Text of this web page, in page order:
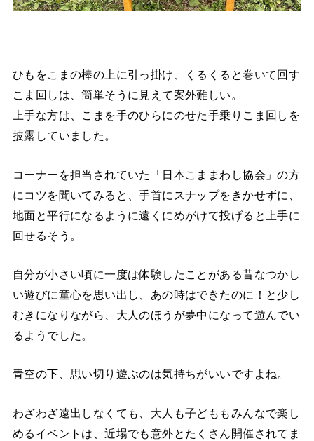
ひもをこまの棒の上に引っ掛け、くるくると巻いて回す
こま回しは、簡単そうに見えて案外難しい。
上手な方は、こまを手のひらにのせた手乗りこま回しを
披露していました。
コーナーを担当されていた「日本こままわし協会」の方
にコツを聞いてみると、手首にスナップをきかせずに、
地面と平行になるように遠くにめがけて投げると上手に
回せるそう。
自分が小さい頃に一度は体験したことがある昔なつかし
い遊びに童心を思い出し、あの時はできたのに！と少し
むきになりながら、大人のほうが夢中になって遊んでい
るようでした。
青空の下、思い切り遊ぶのは気持ちがいいですよね。
わざわざ遠出しなくても、大人も子どももみんなで楽し
めるイベントは、近場でも意外とたくさん開催されてま